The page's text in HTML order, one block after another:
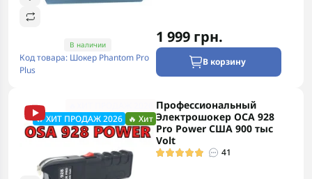
В наличии
Код товара: Шокер Phantom Pro
Plus
1 999 грн.
В корзину
🔥 ХИТ ПРОДАЖ 2026 🔥 Хит
Профессиональный
Электрошокер ОСА 928
Pro Power США 900 тыс
Volt
41